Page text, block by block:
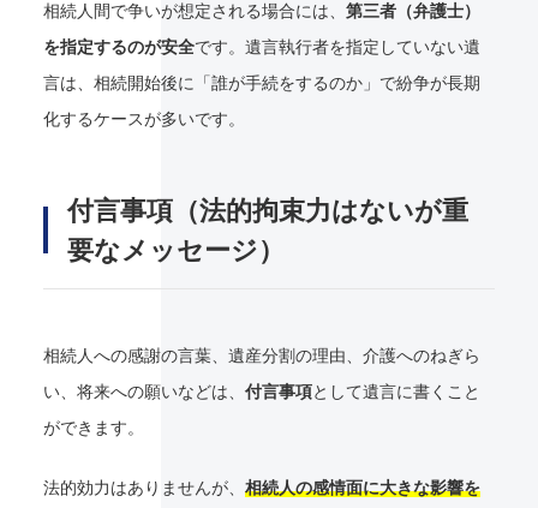
相続人間で争いが想定される場合には、 第三者（弁護士）
を指定するのが安全です。遺言執行者を指定していない遺
言は、相続開始後に「誰が手続をするのか」で紛争が長期
化するケースが多いです。
付言事項（法的拘束力はないが重
要なメッセージ）
相続人への感謝の言葉、遺産分割の理由、介護へのねぎら
い、将来への願いなどは、 付言事項として遺言に書くこと
ができます。
法的効力はありませんが、 相続人の感情面に大きな影響を